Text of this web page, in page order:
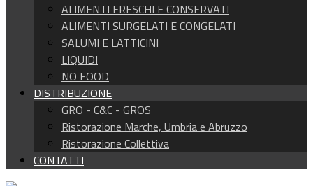
ALIMENTI FRESCHI E CONSERVATI
ALIMENTI SURGELATI E CONGELATI
SALUMI E LATTICINI
LIQUIDI
NO FOOD
DISTRIBUZIONE
GRO - C&C - GROS
Ristorazione Marche, Umbria e Abruzzo
Ristorazione Collettiva
CONTATTI